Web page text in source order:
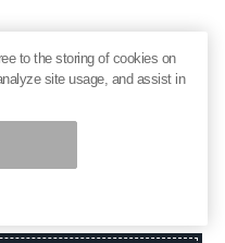
アウト・マルチタイム
】同じタイミングで
ノマリーを徹底解
to the storing of cookies on
site usage, and assist in